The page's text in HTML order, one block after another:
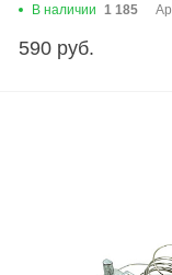
В наличии 1 185
590 руб.